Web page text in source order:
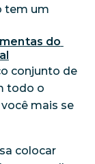
tem um
do
conjunto de
todo o
mais se
colocar